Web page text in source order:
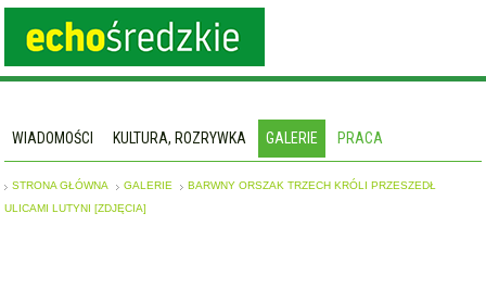
WIADOMOŚCI KULTURA, ROZRYWKA GALERIE PRACA
STRONA GŁÓWNA GALERIE
BARWNY ORSZAK TRZECH KRÓLI PRZESZEDŁ
ULICAMI LUTYNI [ZDJĘCIA]